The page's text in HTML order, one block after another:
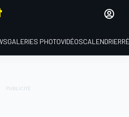
GALERIES PHOTOVIDÉOSCALENDRIER